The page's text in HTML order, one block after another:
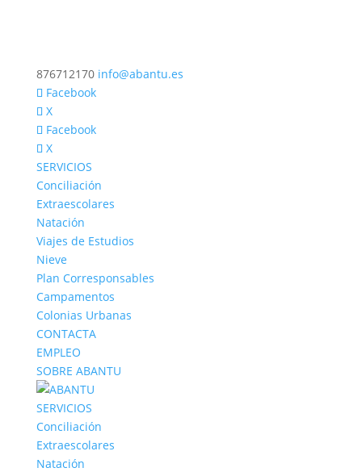
876712170 info@abantu.es
Facebook
X
Facebook
X
SERVICIOS
Conciliación
Extraescolares
Natación
Viajes de Estudios
Nieve
Plan Corresponsables
Campamentos
Colonias Urbanas
CONTACTA
EMPLEO
SOBRE ABANTU
SERVICIOS
Conciliación
Extraescolares
Natación